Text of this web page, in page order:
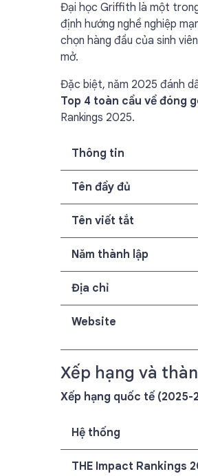
Đại học Griffith là một
định hướng nghề nghiệp
chọn hàng đầu của sinh
mở.
Đặc biệt, năm 2025 đánh
Top 4 toàn cầu về đóng
Rankings 2025.
Thông tin
Tên đầy đủ
Tên viết tắt
Năm thành lập
Địa chỉ
Website
Xếp hạng và
Xếp hạng quốc tế (2025-
Hệ thống
THE Impact Rankings